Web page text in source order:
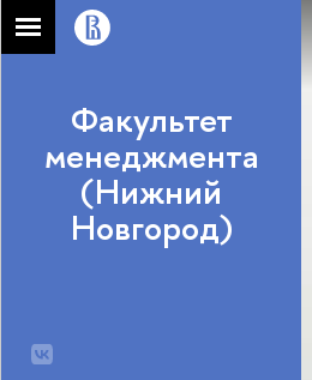
Факультет
менеджмента
(Нижний
Новгород)